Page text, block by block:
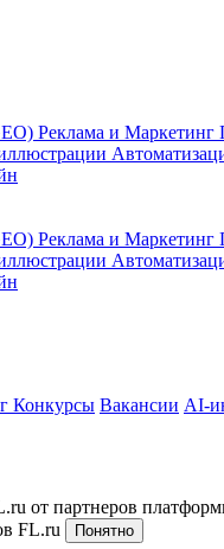
Реклама и Маркетинг
Реклама и Маркетинг
Конкурсы Вакансии AI-
от партнеров
FL.ru
Понятно